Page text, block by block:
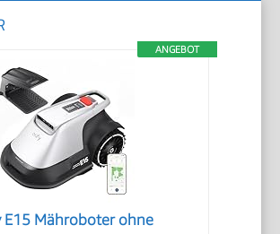
ANGEBOT
E15 Mähroboter ohne